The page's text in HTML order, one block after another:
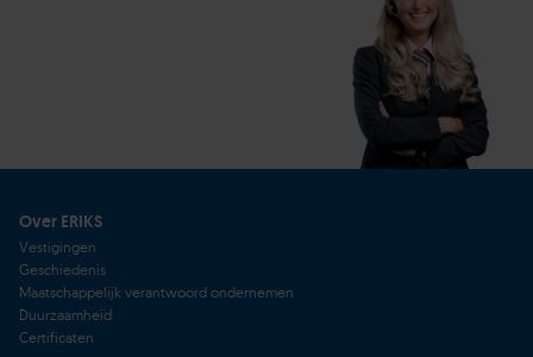
Over ERIKS
Vestigingen
Geschiedenis
Maatschappelijk verantwoord ondernemen
Duurzaamheid
Certificaten